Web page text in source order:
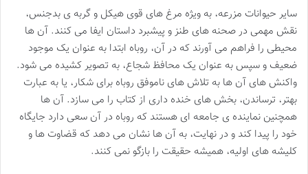
سایر حیوانات مزرعه، به ویژه مرغ های قوی هیکل و گربه ی بدجنس،
نقش مهمی در صحنه های طنز و پیشبرد داستان ایفا می کنند. آن ها
محیطی را فراهم می آورند که در آن، روباه ابتدا به عنوان یک موجود
ضعیف و سپس به عنوان یک محافظ شجاع، به تصویر کشیده می شود.
واکنش های آن ها به تلاش های ناموفق روباه برای شکار، یا به عبارت
بهتر، ترساندن، بخش های خنده داری از کتاب را می سازد. آن ها
همچنین نماینده ی جامعه ای هستند که روباه در آن سعی دارد جایگاه
خود را پیدا کند و در نهایت، به آن ها نشان می دهد که قضاوت ها و
کلیشه های اولیه، همیشه حقیقت را بازگو نمی کنند.